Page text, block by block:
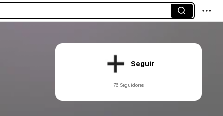
Seguir
76 Seguidores